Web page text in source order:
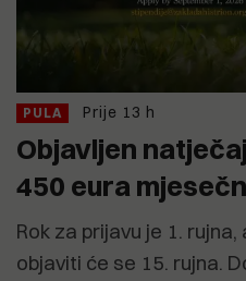
PULA Prije 13 h
Objavljen
450 eura
Rok za prijavu je 1.
objaviti će se 15. rujna.